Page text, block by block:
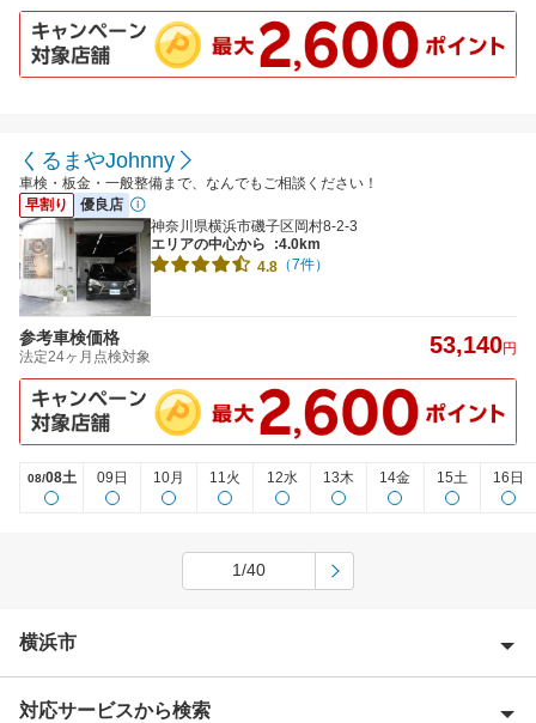
くるまやJohnny
車検・板金・一般整備まで、なんでもご相談ください！
早割り
優良店
神奈川県横浜市磯子区岡村8-2-3
エリアの中心から
:4.0km
4.8 （7件）
参考車検価格
法定24ヶ月点検対象 53,140円
08/08土 09日 10月 11火 12水 13木 14金 15土 16日
1/40
横浜市
横浜市青葉区
対応サービスから検索